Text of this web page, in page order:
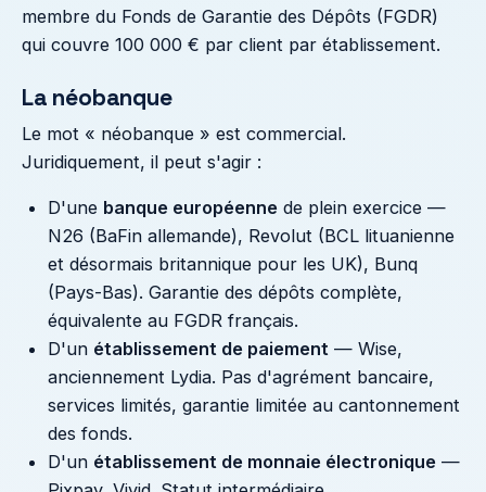
membre du Fonds de Garantie des Dépôts (FGDR)
qui couvre 100 000 € par client par établissement.
La néobanque
Le mot « néobanque » est commercial.
Juridiquement, il peut s'agir :
D'une banque européenne de plein exercice —
N26 (BaFin allemande), Revolut (BCL lituanienne
et désormais britannique pour les UK), Bunq
(Pays-Bas). Garantie des dépôts complète,
équivalente au FGDR français.
D'un établissement de paiement — Wise,
anciennement Lydia. Pas d'agrément bancaire,
services limités, garantie limitée au cantonnement
des fonds.
D'un établissement de monnaie électronique —